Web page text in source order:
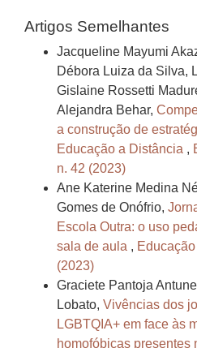
Artigos Semelhantes
Jacqueline Mayumi
Débora Luiza da Silva,
Gislaine Rossetti
Alejandra Behar,
a construção de
Educação a Distância ,
n. 42 (2023)
Ane Katerine Medina
Gomes de Onófrio,
Escola Outra: o uso
sala de aula ,
(2023)
Graciete Pantoja
Lobato, Vivências dos
LGBTQIA+ em face às
homofóbicas presentes